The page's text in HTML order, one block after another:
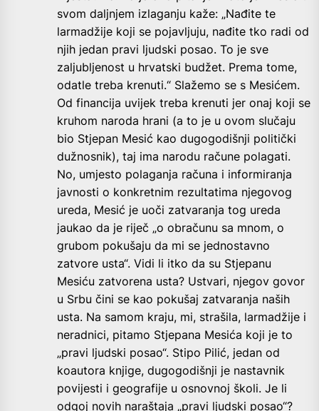
svom daljnjem izlaganju kaže: „Nađite te
larmadžije koji se pojavljuju, nađite tko radi od
njih jedan pravi ljudski posao. To je sve
zaljubljenost u hrvatski budžet. Prema tome,
odatle treba krenuti.“ Slažemo se s Mesićem.
Od financija uvijek treba krenuti jer onaj koji se
kruhom naroda hrani (a to je u ovom slučaju
bio Stjepan Mesić kao dugogodišnji politički
dužnosnik), taj ima narodu račune polagati.
No, umjesto polaganja računa i informiranja
javnosti o konkretnim rezultatima njegovog
ureda, Mesić je uoči zatvaranja tog ureda
jaukao da je riječ „o obračunu sa mnom, o
grubom pokušaju da mi se jednostavno
zatvore usta“. Vidi li itko da su Stjepanu
Mesiću zatvorena usta? Ustvari, njegov govor
u Srbu čini se kao pokušaj zatvaranja naših
usta. Na samom kraju, mi, strašila, larmadžije i
neradnici, pitamo Stjepana Mesića koji je to
„pravi ljudski posao“. Stipo Pilić, jedan od
koautora knjige, dugogodišnji je nastavnik
povijesti i geografije u osnovnoj školi. Je li
odgoj novih naraštaja „pravi ljudski posao“?